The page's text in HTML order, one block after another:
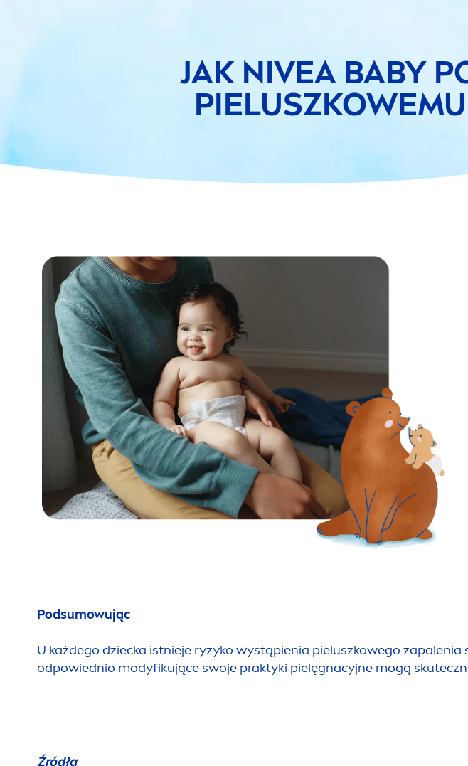
JAK NIVEABABY
Podsumowując
U każdego dziecka istnieje ryzyko wystąpienia pieluszkowego
odpowiednio modyfikujące swoje praktyki pielęgnacyjne mogą
Źródła